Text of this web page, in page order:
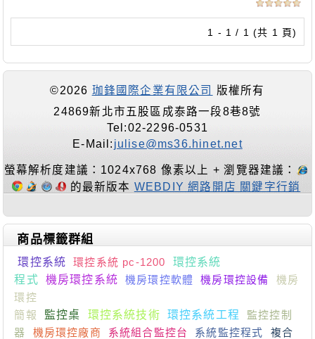
1 - 1 / 1 (共 1 頁)
©2026 珈鋒國際企業有限公司
版權所有
24869新北市五股區成泰路一段8巷8號
Tel:02-2296-0531
E-Mail: julise@ms36.hinet.net
螢幕解析度建議：1024x768 像素以上 + 瀏覽器建議：
的最新版本 WEBDIY 網路開店 關鍵字行銷
商品標籤群組
環控系統 環控系統 pc-1200
環控系統
程式
機房環控系統 機房環控軟體 機房環控設備
機房
環控
簡報
監控桌 環控系統技術 環控系統工程
監控控制
器
機房環控廠商 系統組合監控台 系統監控程式
複合